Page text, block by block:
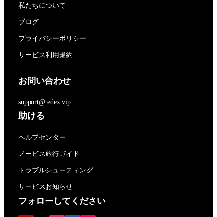
私たちについて
ブログ
プライバシーポリシー
サービス利用規約
お問い合わせ
support@redex.vip
助ける
ヘルプセンター
ノービス旅行ガイド
トラブルシューティング
サービスお知らせ
フォローしてください